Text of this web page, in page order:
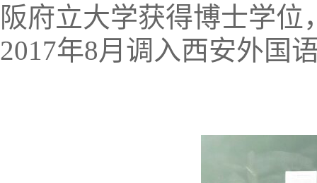
阪府立大学获得博士学
2017年8月调入西安外国